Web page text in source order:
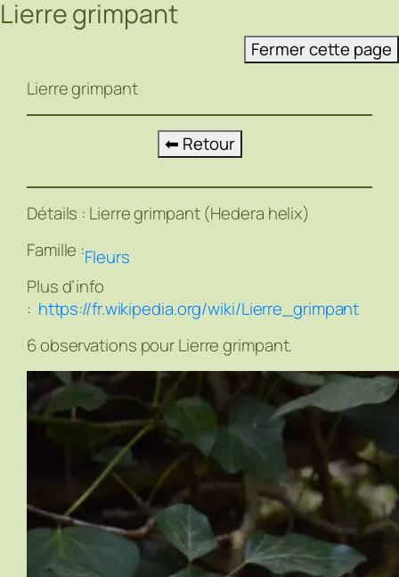
Aller
Lierre grimpant
Fermer cette page
Lierre grimpant
⬅ Retour
Détails : Lierre grimpant (Hedera helix)
Famille :Fleurs
Plus d’info
: https://fr.wikipedia.org/wiki/Lierre_grimpant
6 observations pour Lierre grimpant.